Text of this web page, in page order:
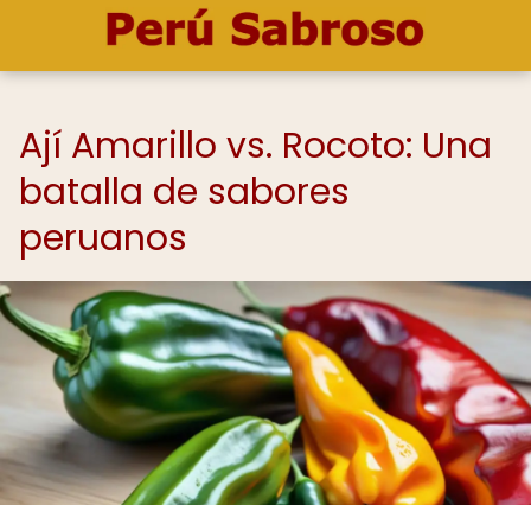
Ají Amarillo vs. Rocoto: Una
batalla de sabores
peruanos